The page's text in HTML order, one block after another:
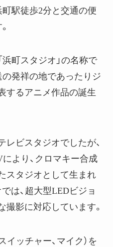
町駅徒歩2分と交通の便
町スタジオ」の名称で
の発祥の地であったりジ
するアニメ作品の誕生
ビスタジオでしたが、
より、クロマキー合成
スタジオとして生まれ
は、超大型LEDビジョ
撮影に対応しています。
イッチャー、マイク）を